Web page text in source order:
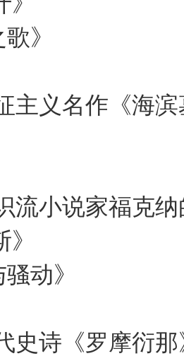
燕之歌
主义名作《海
芝
德
流小说家福克
西斯》
哗与骚动
史诗《罗摩衍